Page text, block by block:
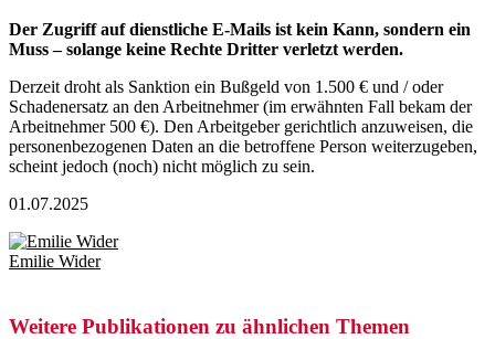
Der Zugriff auf dienstliche E-Mails ist kein Kann, sondern ein
Muss – solange keine Rechte Dritter verletzt werden.
Derzeit droht als Sanktion ein Bußgeld von 1.500 € und / oder
Schadenersatz an den Arbeitnehmer (im erwähnten Fall bekam der
Arbeitnehmer 500 €). Den Arbeitgeber gerichtlich anzuweisen, die
personenbezogenen Daten an die betroffene Person weiterzugeben,
scheint jedoch (noch) nicht möglich zu sein.
01.07.2025
Emilie Wider
Weitere Publikationen zu ähnlichen Themen